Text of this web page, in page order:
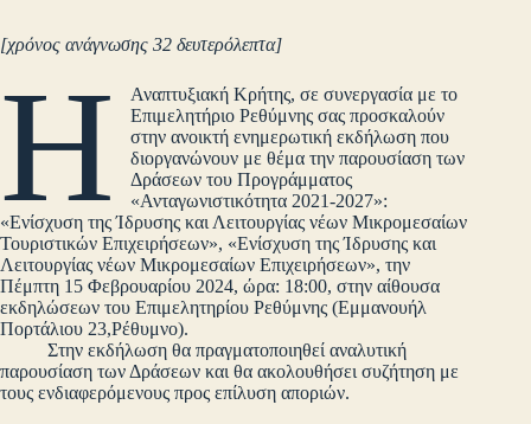
[χρόνος ανάγνωσης 32 δευτερόλεπτα]
H
Αναπτυξιακή Κρήτης, σε συνεργασία με το
Επιμελητήριο Ρεθύμνης σας προσκαλούν
στην ανοικτή ενημερωτική εκδήλωση που
διοργανώνουν με θέμα την παρουσίαση των
Δράσεων του Προγράμματος
«Ανταγωνιστικότητα 2021-2027»:
«Ενίσχυση της Ίδρυσης και Λειτουργίας νέων Μικρομεσαίων
Τουριστικών Επιχειρήσεων», «Ενίσχυση της Ίδρυσης και
Λειτουργίας νέων Μικρομεσαίων Επιχειρήσεων», την
Πέμπτη 15 Φεβρουαρίου 2024, ώρα: 18:00, στην αίθουσα
εκδηλώσεων του Επιμελητηρίου Ρεθύμνης (Εμμανουήλ
Πορτάλιου 23,Ρέθυμνο).
Στην εκδήλωση θα πραγματοποιηθεί αναλυτική
παρουσίαση των Δράσεων και θα ακολουθήσει συζήτηση με
τους ενδιαφερόμενους προς επίλυση αποριών.